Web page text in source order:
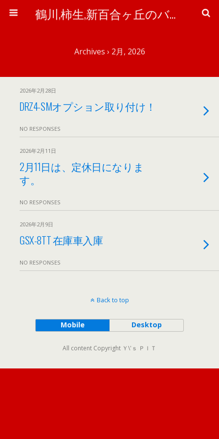
鶴川,柿生,新百合ヶ丘のバイク＆自転車屋さん「ワイズ・ピット」のブログ
Archives › 2月, 2026
2026年2月28日
DRZ4-SMオプション取り付け！
NO RESPONSES
2026年2月11日
2月11日は、定休日になりま
す。
NO RESPONSES
2026年2月9日
GSX-8TT 在庫車入庫
NO RESPONSES
Back to top
Mobile Desktop
All content Copyright Ｙ\'ｓ ＰＩＴ